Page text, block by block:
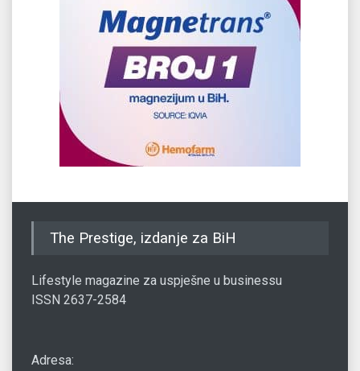
The Prestige, izdanje za BiH
Lifestyle magazine za uspješne u businessu
ISSN 2637-2584
Adresa: